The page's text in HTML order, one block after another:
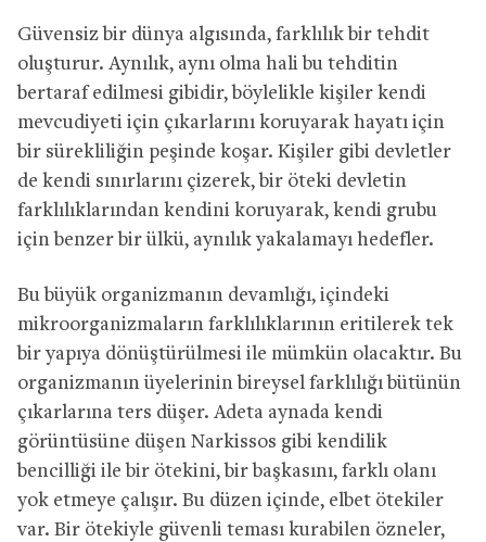
Güvensiz bir dünya algısında, farklılık bir tehdit
oluşturur. Aynılık, aynı olma hali bu tehditin
bertaraf edilmesi gibidir, böylelikle kişiler kendi
mevcudiyeti için çıkarlarını koruyarak hayatı için
bir sürekliliğin peşinde koşar. Kişiler gibi devletler
de kendi sınırlarını çizerek, bir öteki devletin
farklılıklarından kendini koruyarak, kendi grubu
için benzer bir ülkü, aynılık yakalamayı hedefler.
Bu büyük organizmanın devamlığı, içindeki
mikroorganizmaların farklılıklarının eritilerek tek
bir yapıya dönüştürülmesi ile mümkün olacaktır. Bu
organizmanın üyelerinin bireysel farklılığı bütünün
çıkarlarına ters düşer. Adeta aynada kendi
görüntüsüne düşen Narkissos gibi kendilik
bencilliği ile bir ötekini, bir başkasını, farklı olanı
yok etmeye çalışır. Bu düzen içinde, elbet ötekiler
var. Bir ötekiyle güvenli teması kurabilen özneler,